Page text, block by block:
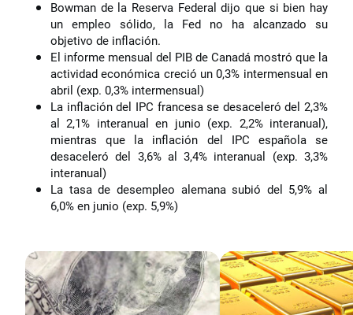
Bowman de la Reserva Federal dijo que si bien hay
un empleo sólido, la Fed no ha alcanzado su
objetivo de inflación.
El informe mensual del PIB de Canadá mostró que la
actividad económica creció un 0,3% intermensual en
abril (exp. 0,3% intermensual)
La inflación del IPC francesa se desaceleró del 2,3%
al 2,1% interanual en junio (exp. 2,2% interanual),
mientras que la inflación del IPC española se
desaceleró del 3,6% al 3,4% interanual (exp. 3,3%
interanual)
La tasa de desempleo alemana subió del 5,9% al
6,0% en junio (exp. 5,9%)